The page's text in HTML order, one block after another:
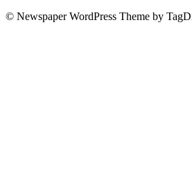
© Newspaper WordPress Theme by